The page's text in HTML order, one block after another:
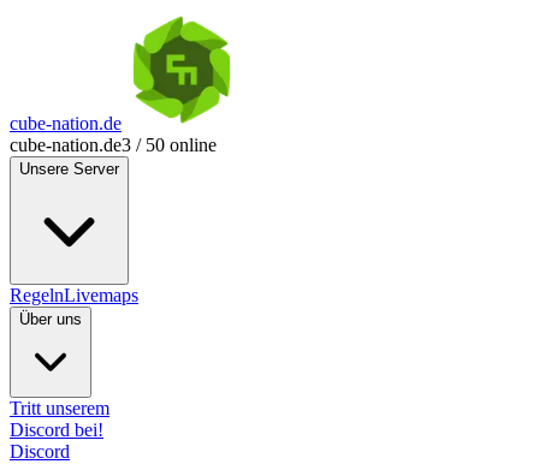
cube-nation.de
cube-nation.de3 / 50 online
Unsere Server
RegelnLivemaps
Über uns
Tritt unserem
Discord bei!
Discord